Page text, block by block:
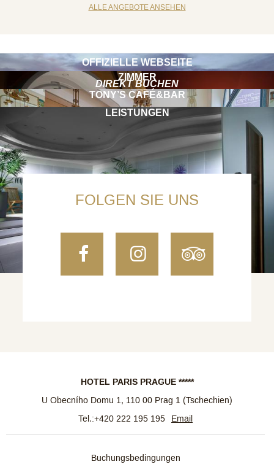
ALLE ANGEBOTE ANSEHEN
OFFIZIELLE WEBSEITE
DIREKT BUCHEN
ZIMMER
TONY’S CAFÉ&BAR
LEISTUNGEN
FOLGEN SIE UNS
FacebookInstagram
HOTEL PARIS PRAGUE *****
U Obecního Domu 1, 110 00 Prag 1 (Tschechien)
Tel.:+420 222 195 195 Email
Buchungsbedingungen